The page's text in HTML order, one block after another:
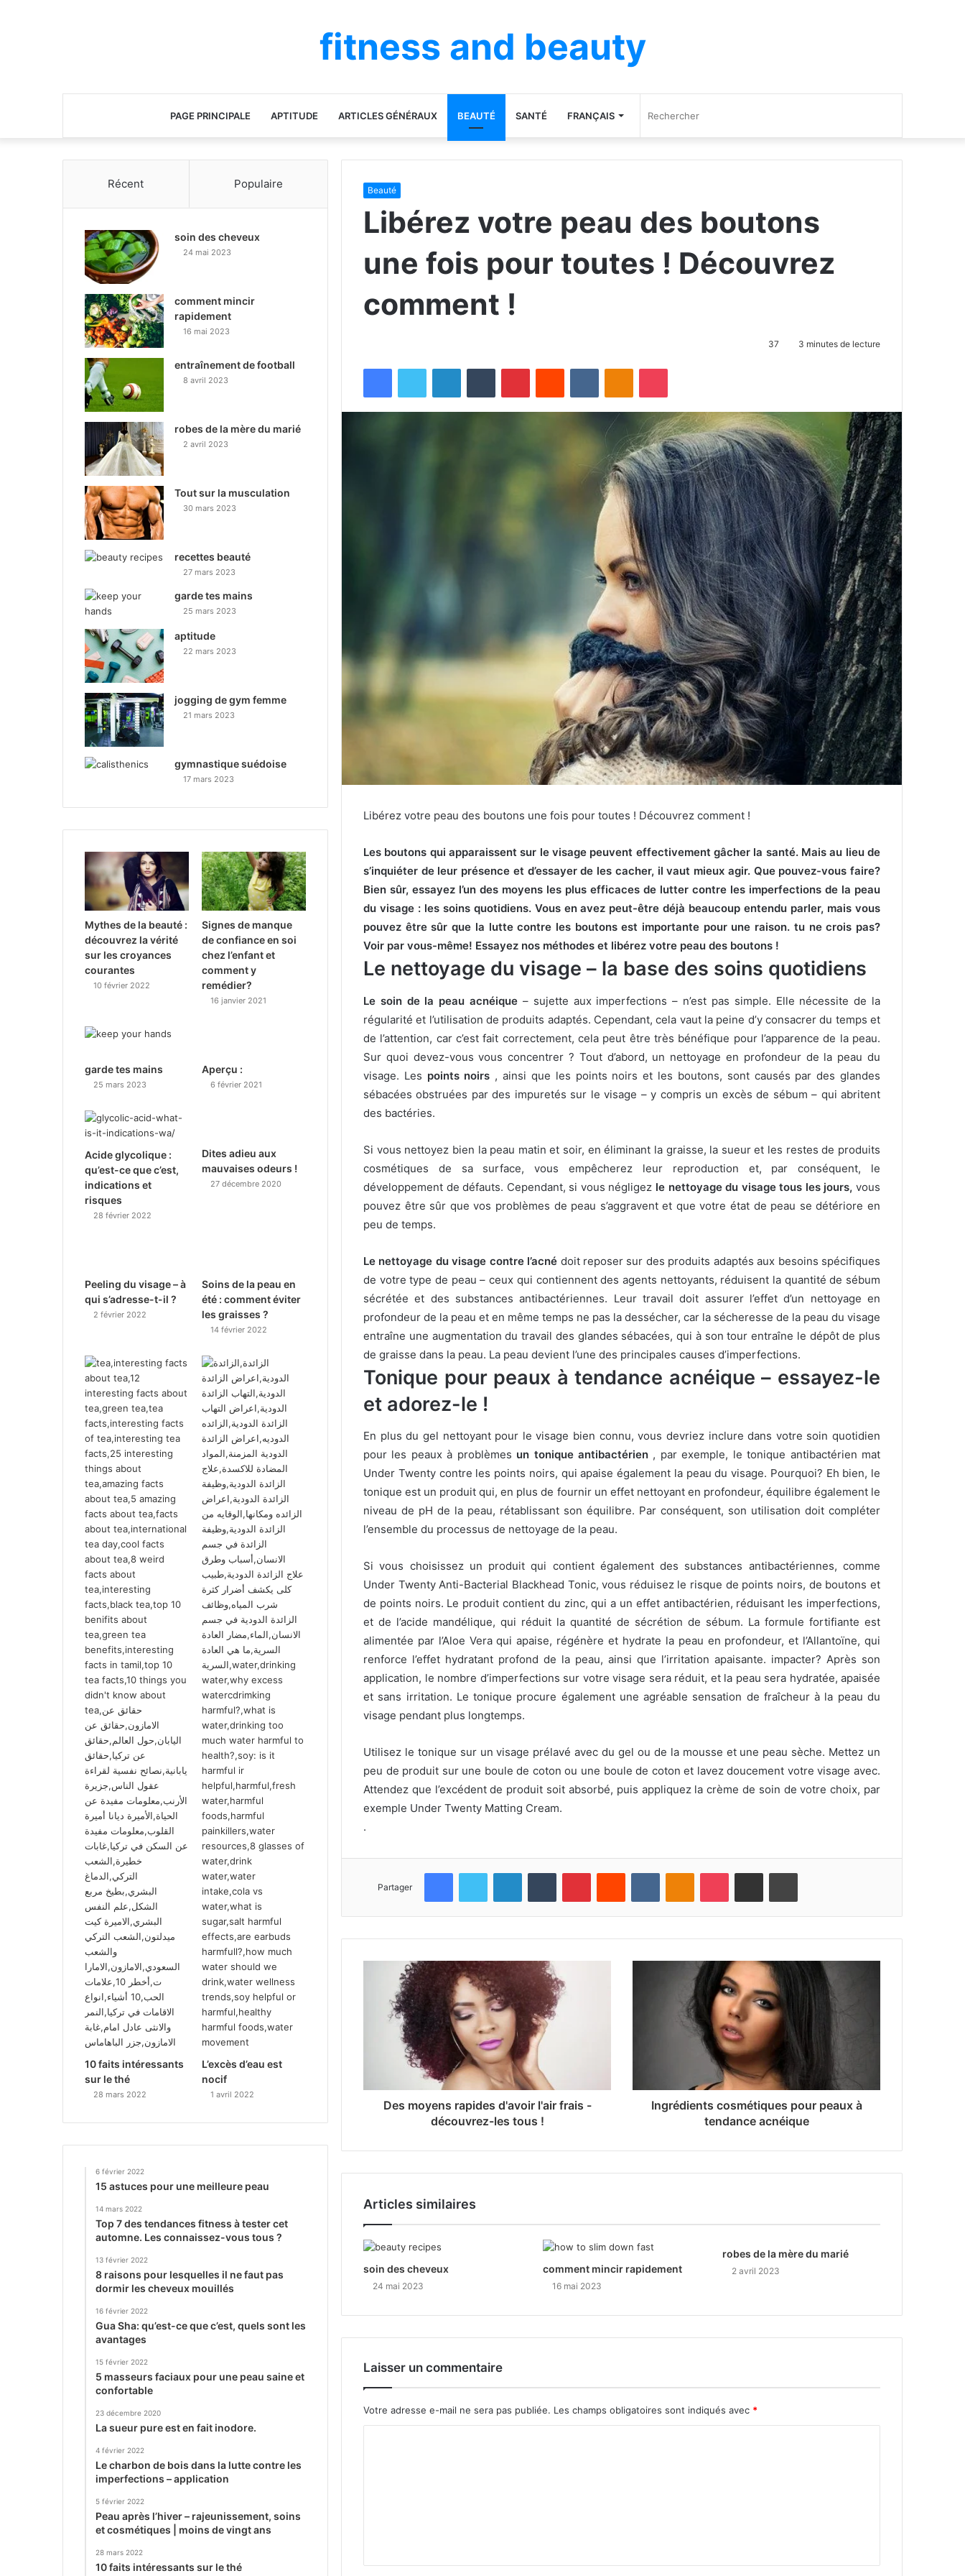
fitness and beauty
PAGE PRINCIPALE APTITUDE ARTICLES GÉNÉRAUX BEAUTÉ SANTÉ FRANÇAIS
Beauté
Libérez votre peau des boutons
une fois pour toutes ! Découvrez
comment !
37 3 minutes de lecture
Libérez votre peau des boutons une fois pour toutes ! Découvrez comment !
Les boutons qui apparaissent sur le visage peuvent effectivement gâcher la santé. Mais au lieu de
s’inquiéter de leur présence et d’essayer de les cacher, il vaut mieux agir. Que pouvez-vous faire?
Bien sûr, essayez l’un des moyens les plus efficaces de lutter contre les imperfections de la peau
du visage : les soins quotidiens. Vous en avez peut-être déjà beaucoup entendu parler, mais vous
pouvez être sûr que la lutte contre les boutons est importante pour une raison. tu ne crois pas?
Voir par vous-même! Essayez nos méthodes et libérez votre peau des boutons !
Le nettoyage du visage – la base des soins quotidiens
Le soin de la peau acnéique – sujette aux imperfections – n’est pas simple. Elle nécessite de la
régularité et l’utilisation de produits adaptés. Cependant, cela vaut la peine d’y consacrer du temps et
de l’attention, car c’est fait correctement, cela peut être très bénéfique pour l’apparence de la peau.
Sur quoi devez-vous vous concentrer ? Tout d’abord, un nettoyage en profondeur de la peau du
visage. Les points noirs , ainsi que les points noirs et les boutons, sont causés par des glandes
sébacées obstruées par des impuretés sur le visage – y compris un excès de sébum – qui abritent
des bactéries.
Si vous nettoyez bien la peau matin et soir, en éliminant la graisse, la sueur et les restes de produits
cosmétiques de sa surface, vous empêcherez leur reproduction et, par conséquent, le
développement de défauts. Cependant, si vous négligez le nettoyage du visage tous les jours, vous
pouvez être sûr que vos problèmes de peau s’aggravent et que votre état de peau se détériore en
peu de temps.
Le nettoyage du visage contre l’acné doit reposer sur des produits adaptés aux besoins spécifiques
de votre type de peau – ceux qui contiennent des agents nettoyants, réduisent la quantité de sébum
sécrétée et des substances antibactériennes. Leur travail doit assurer l’effet d’un nettoyage en
profondeur de la peau et en même temps ne pas la dessécher, car la sécheresse de la peau du visage
entraîne une augmentation du travail des glandes sébacées, qui à son tour entraîne le dépôt de plus
de graisse dans la peau. La peau devient l’une des principales causes d’imperfections.
Tonique pour peaux à tendance acnéique – essayez-le
et adorez-le !
En plus du gel nettoyant pour le visage bien connu, vous devriez inclure dans votre soin quotidien
pour les peaux à problèmes un tonique antibactérien , par exemple, le tonique antibactérien mat
Under Twenty contre les points noirs, qui apaise également la peau du visage. Pourquoi? Eh bien, le
tonique est un produit qui, en plus de fournir un effet nettoyant en profondeur, équilibre également le
niveau de pH de la peau, rétablissant son équilibre. Par conséquent, son utilisation doit compléter
l’ensemble du processus de nettoyage de la peau.
Si vous choisissez un produit qui contient également des substances antibactériennes, comme
Under Twenty Anti-Bacterial Blackhead Tonic, vous réduisez le risque de points noirs, de boutons et
de points noirs. Le produit contient du zinc, qui a un effet antibactérien, réduisant les imperfections,
et de l’acide mandélique, qui réduit la quantité de sécrétion de sébum. La formule fortifiante est
alimentée par l’Aloe Vera qui apaise, régénère et hydrate la peau en profondeur, et l’Allantoïne, qui
renforce l’effet hydratant profond de la peau, ainsi que l’irritation apaisante. impacter? Après son
application, le nombre d’imperfections sur votre visage sera réduit, et la peau sera hydratée, apaisée
et sans irritation. Le tonique procure également une agréable sensation de fraîcheur à la peau du
visage pendant plus longtemps.
Utilisez le tonique sur un visage prélavé avec du gel ou de la mousse et une peau sèche. Mettez un
peu de produit sur une boule de coton ou une boule de coton et lavez doucement votre visage avec.
Attendez que l’excédent de produit soit absorbé, puis appliquez la crème de soin de votre choix, par
exemple Under Twenty Matting Cream.
.
Partager
Des moyens rapides d'avoir l'air frais -
découvrez-les tous !
Ingrédients cosmétiques pour peaux à
tendance acnéique
Articles similaires
soin des cheveux
24 mai 2023
comment mincir rapidement
16 mai 2023
robes de la mère du marié
2 avril 2023
Laisser un commentaire
Votre adresse e-mail ne sera pas publiée. Les champs obligatoires sont indiqués avec *
t
Récent Populaire
soin des cheveux
24 mai 2023
comment mincir
rapidement
16 mai 2023
entraînement de football
8 avril 2023
robes de la mère du marié
2 avril 2023
Tout sur la musculation
30 mars 2023
recettes beauté
27 mars 2023
garde tes mains
25 mars 2023
aptitude
22 mars 2023
jogging de gym femme
21 mars 2023
gymnastique suédoise
17 mars 2023
Mythes de la beauté :
découvrez la vérité
sur les croyances
courantes
10 février 2022
Signes de manque
de confiance en soi
chez l’enfant et
comment y
remédier?
16 janvier 2021
garde tes mains
25 mars 2023
Aperçu :
6 février 2021
Acide glycolique :
qu’est-ce que c’est,
indications et
risques
28 février 2022
Dites adieu aux
mauvaises odeurs !
27 décembre 2020
Peeling du visage – à
qui s’adresse-t-il ?
2 février 2022
Soins de la peau en
été : comment éviter
les graisses ?
14 février 2022
10 faits intéressants
sur le thé
28 mars 2022
L’excès d’eau est
nocif
1 avril 2022
6 février 2022
15 astuces pour une meilleure peau
14 mars 2022
Top 7 des tendances fitness à tester cet
automne. Les connaissez-vous tous ?
13 février 2022
8 raisons pour lesquelles il ne faut pas
dormir les cheveux mouillés
16 février 2022
Gua Sha: qu’est-ce que c’est, quels sont les
avantages
15 février 2022
5 masseurs faciaux pour une peau saine et
confortable
23 décembre 2020
La sueur pure est en fait inodore.
4 février 2022
Le charbon de bois dans la lutte contre les
imperfections – application
5 février 2022
Peau après l’hiver – rajeunissement, soins
et cosmétiques | moins de vingt ans
28 mars 2022
10 faits intéressants sur le thé